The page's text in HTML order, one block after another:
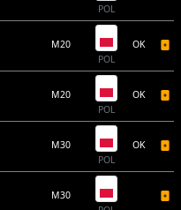
POL
M20
POL
OK
M20
POL
OK
M30
POL
OK
M30